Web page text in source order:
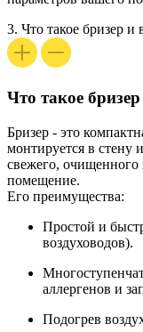
3. Что такое бризер и
Что такое
Бризер - это
монтируется в стену
свежего, очищенного
помещение.
Его преимущества:
Простой и
воздуховодов).
аллергенов и
Подогрев